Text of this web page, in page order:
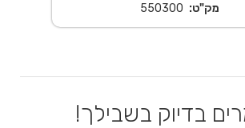
מק"ט: 550300
בדיוק בשבילך!